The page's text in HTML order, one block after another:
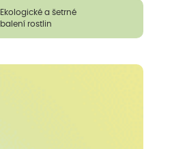
Ekologické a šetrné
balení rostlin